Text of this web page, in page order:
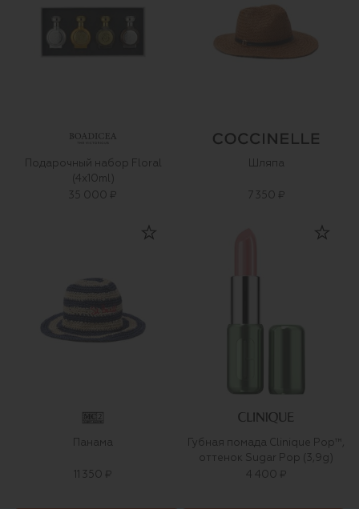
Подарочный набор Floral
(4x10ml)
35 000 ₽
Шляпа
7 350 ₽
Панама
11 350 ₽
Губная помада Clinique Pop™,
оттенок Sugar Pop (3,9g)
4 400 ₽